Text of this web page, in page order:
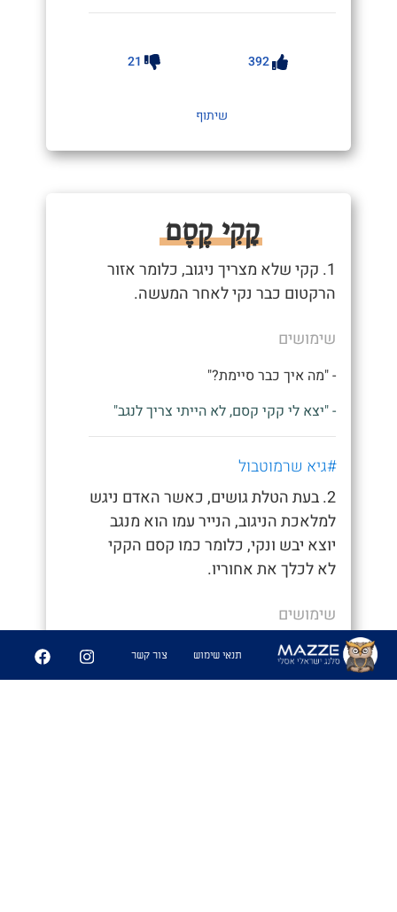
392
21
שיתוף
קָקִי קֶסֶם
1. קקי שלא מצריך ניגוב, כלומר אזור
הרקטום כבר נקי לאחר המעשה.
שימושים
- "מה איך כבר סיימת?"
- "יצא לי קקי קסם, לא הייתי צריך לנגב"
#גיא שרמוטבול
2. בעת הטלת גושים, כאשר האדם ניגש
למלאכת הניגוב, הנייר עמו הוא מנגב
יוצא יבש ונקי, כלומר כמו קסם הקקי
לא לכלך את אחוריו.
שימושים
- "איך סיימת ככה מהר, חשבתי כבר נאחר"
תנאי שימוש צור קשר